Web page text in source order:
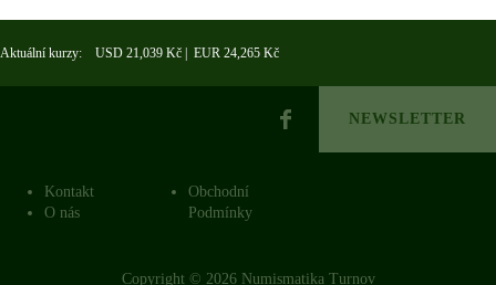
Aktuální kurzy: USD 21,039 Kč | EUR 24,265 Kč
NEWSLETTER
Kontakt
O nás
Obchodní
Podmínky
Copyright © 2026 Numismatika Turnov